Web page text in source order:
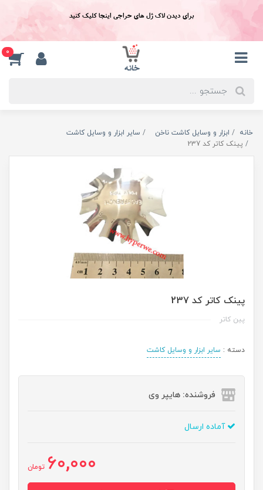
برای دیدن لاک ژل های حراجی اینجا کلیک کنید
0
خانه ابزار و وسایل کاشت ناخن
سایر ابزار و وسایل کاشت
پينک کاتر کد 237
پينک کاتر کد 237
پین کاتر
دسته : سایر ابزار و وسایل کاشت
فروشنده: هایپر وی
آماده ارسال
60,000 تومان